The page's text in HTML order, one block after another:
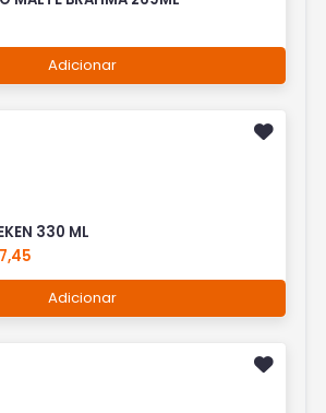
Adicionar
330 ML
Adicionar